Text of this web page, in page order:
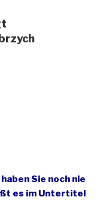
Sie noch nie
es im Untertitel